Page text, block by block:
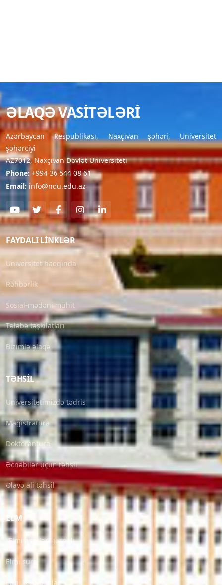
ƏLAQƏ VASITƏLƏRI
Azərbaycan Respublikası, Naxçıvan şəhəri, Universitet
şəhərciyi
AZ7012, Naxçıvan Dövlət Universiteti
Phone: +994 36 544 08 61
Email: info@ndu.edu.az
FAYDALI LINKLƏR
Universitet haqqında
Rəhbərlik
Sosial-mədəni mühit
Tələbə təşkilatları
Bizimlə əlaqə
TƏHSIL
Universitetimizdə tədris
Magistratura
Doktorantura
Əcnəbilər üçün təhsil
Əlavə ali təhsil
ELM
“Elmi əsərlər” jurnalı
Elmi şura
Elmi konfranslar